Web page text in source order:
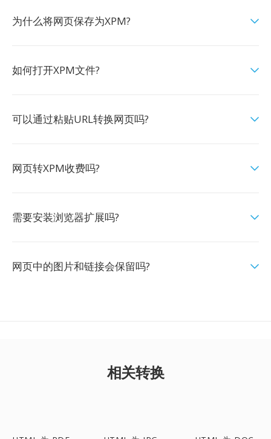
为什么将网页保存为XPM?
如何打开XPM文件?
可以通过粘贴URL转换网页吗?
网页转XPM收费吗?
需要安装浏览器扩展吗?
网页中的图片和链接会保留吗?
相关转换